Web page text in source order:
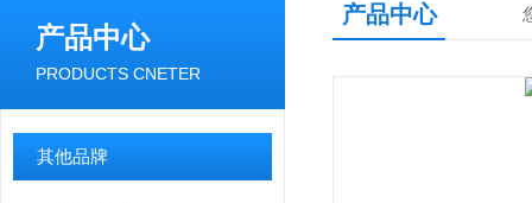
产品中心
PRODUCTS CNETER
其他品牌
产品中心